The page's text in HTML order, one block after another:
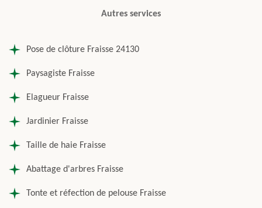
Autres services
Pose de clôture Fraisse 24130
Paysagiste Fraisse
Elagueur Fraisse
Jardinier Fraisse
Taille de haie Fraisse
Abattage d'arbres Fraisse
Tonte et réfection de pelouse Fraisse